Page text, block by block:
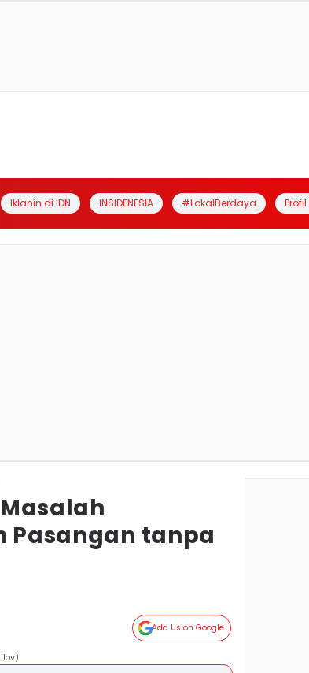
Iklanin di IDN INSIDENESIA #LokalBerdaya
Pasangan tanpa
Add Us on Google